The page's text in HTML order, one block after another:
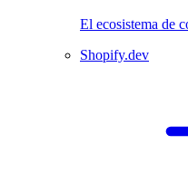
El ecosistema de
Shopify.dev